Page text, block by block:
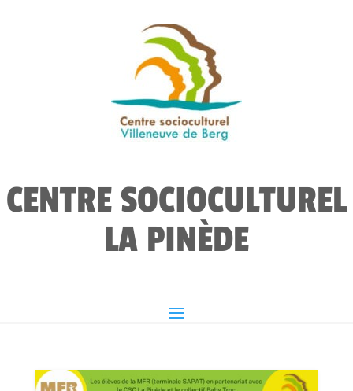
CENTRE SOCIOCULTUREL
LA PINÈDE